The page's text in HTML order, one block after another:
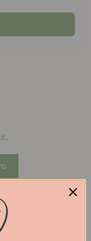
che trovo
Stile ed